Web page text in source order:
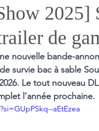
Test 1DCoG
The Game Awards
2025]
de
nouvelle bande-
survie bac à sable
Le tout nouveau
l’année prochaine.
aEtEzea